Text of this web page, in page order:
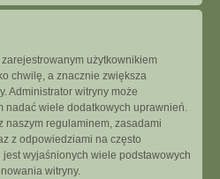
użytkownikiem
chwilę, a znacznie zwiększa
Administrator witryny może
nadać wiele dodatkowych uprawnień.
naszym regulaminem, zasadami
z odpowiedziami na często
wyjaśnionych wiele podstawowych
witryny.